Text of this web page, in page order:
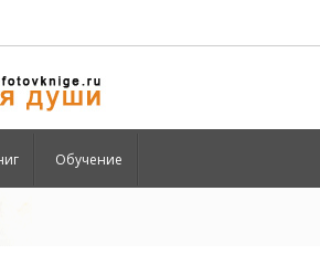
Обучение